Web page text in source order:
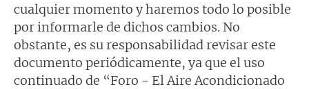
cualquier momento y haremos todo lo posible
por informarle de dichos cambios. No
obstante, es su responsabilidad revisar este
documento periódicamente, ya que el uso
continuado de “Foro - El Aire Acondicionado